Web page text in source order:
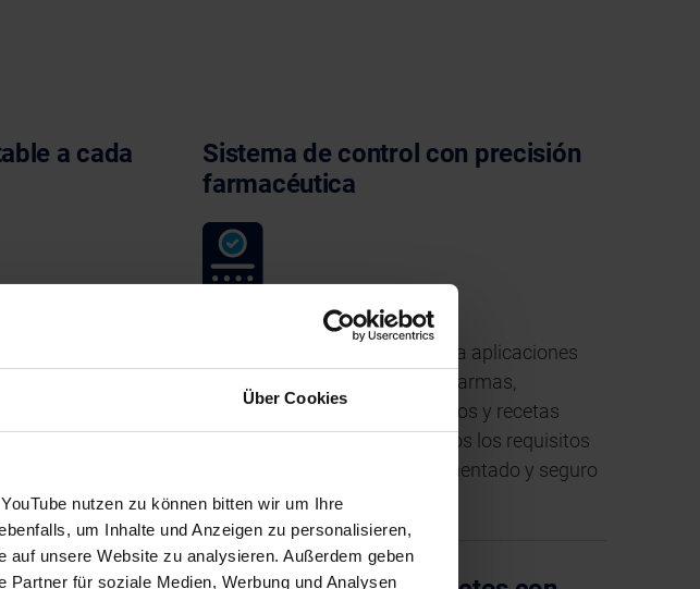
Über Cookies
nutzen zu können bitten wir um Ihre
um Inhalte und Anzeigen zu personalisieren,
unsere Website zu analysieren. Außerdem geben
für soziale Medien, Werbung und Analysen
a cada
necesita
se ajustan al
de aire,
sin
Sistema de control con precisión
farmacéutica
La BC 8.0 está optimizada para aplicaciones
farmacéuticas: memoria de alarmas,
trazabilidad, gestión de usuarios y recetas
predefinidas. Cumple con todos los requisitos
de validación: trazable, documentado y seguro
ante auditorías.